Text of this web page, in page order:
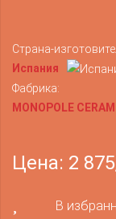
Страна-
Испания
Фабрика:
MONOPOLE
Цена: 2
В